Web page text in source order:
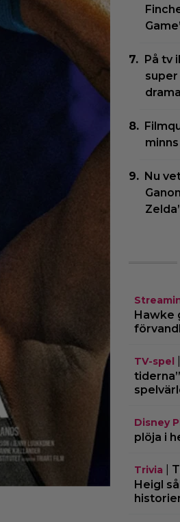
På tv
Nu
Hawke
TV-spel
Disney
plöja i
Trivia
Heigl